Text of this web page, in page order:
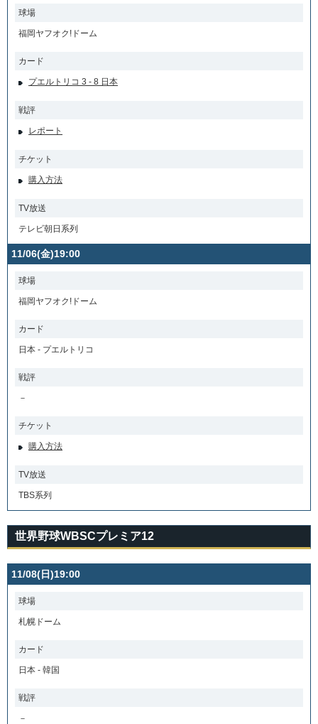
球場
福岡ヤフオク!ドーム
カード
プエルトリコ 3 - 8 日本
戦評
レポート
チケット
購入方法
TV放送
テレビ朝日系列
11/06(金)19:00
球場
福岡ヤフオク!ドーム
カード
日本 - プエルトリコ
戦評
－
チケット
購入方法
TV放送
TBS系列
世界野球WBSCプレミア12
11/08(日)19:00
球場
札幌ドーム
カード
日本 - 韓国
戦評
－